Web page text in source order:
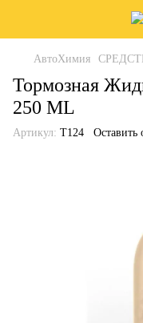
АвтоХимия
Тормозная
250 ML
Артикул: T124 Оставить